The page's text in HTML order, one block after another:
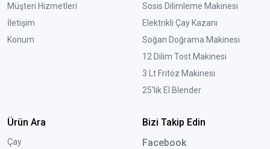
Müşteri Hizmetleri
İletişim
Konum
Sosis Dilimleme Makinesi
Elektrikli Çay Kazanı
Soğan Doğrama Makinesi
12 Dilim Tost Makinesi
3 Lt Fritöz Makinesi
25'lik El Blender
Ürün Ara
Çay
Bizi Takip Edin
Facebook